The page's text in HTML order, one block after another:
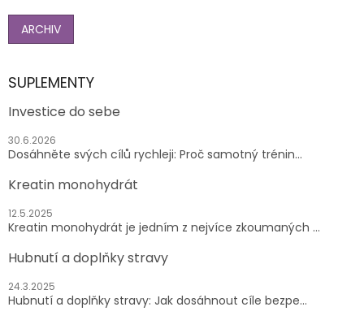
ARCHIV
SUPLEMENTY
Investice do sebe
30.6.2026
Dosáhněte svých cílů rychleji: Proč samotný trénin...
Kreatin monohydrát
12.5.2025
Kreatin monohydrát je jedním z nejvíce zkoumaných ...
Hubnutí a doplňky stravy
24.3.2025
Hubnutí a doplňky stravy: Jak dosáhnout cíle bezpe...